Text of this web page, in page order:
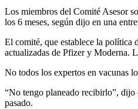
Los miembros del Comité Asesor
los 6 meses, según dijo en una
El comité, que establece la política
actualizadas de Pfizer y Moderna.
No todos los expertos en vacunas
“No tengo planeado recibirlo”,
pasado.